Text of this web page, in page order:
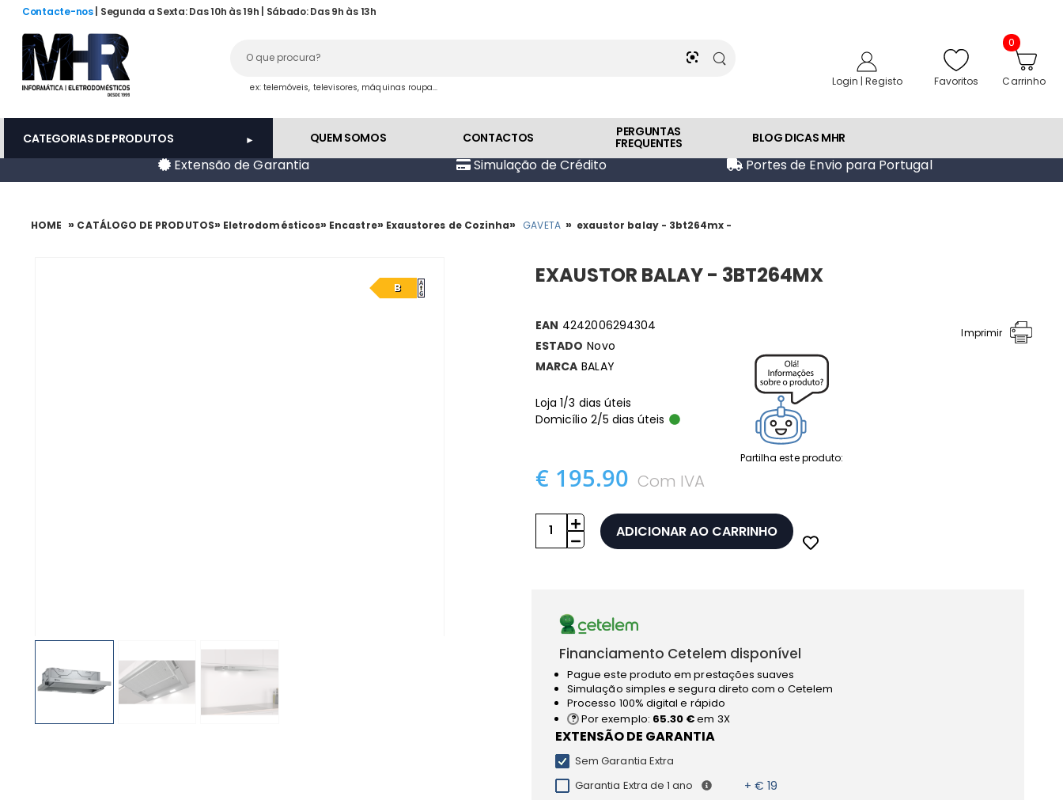
Contacte-nos | Segunda a Sexta: Das 10h às 19h | Sábado: Das 9h às 13h
ex: telemóveis, televisores, máquinas roupa... Login | Registo Favoritos
0
Carrinho
CATEGORIAS DE PRODUTOS QUEM SOMOS CONTACTOS PERGUNTAS
FREQUENTES BLOG DICAS MHR
Extensão de Garantia Simulação de Crédito Portes de Envio para Portugal
HOME » CATÁLOGO DE PRODUTOS»Eletrodomésticos» Encastre»Exaustores de Cozinha» GAVETA » exaustor balay - 3bt264mx -
B EXAUSTOR BALAY - 3BT264MX
EAN 4242006294304
ESTADO Novo
MARCA BALAY
Loja 1/3 dias úteis
Domicílio 2/5 dias úteis
Imprimir
Partilha este produto:
€ 195.90 Com IVA
ADICIONAR AO CARRINHO
Financiamento Cetelem disponível
Pague este produto em prestações suaves
Simulação simples e segura direto com o Cetelem
Processo 100% digital e rápido
Por exemplo: 65.30 €em 3X
EXTENSÃO DE GARANTIA
Sem Garantia Extra
Garantia Extra de 1 ano
+ € 19